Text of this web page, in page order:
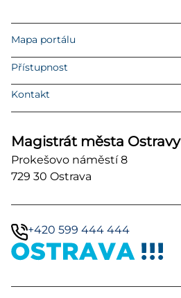
Mapa portálu
Přístupnost
Kontakt
Magistrát města Ostravy
Prokešovo náměstí 8
729 30 Ostrava
+420 599 444 444